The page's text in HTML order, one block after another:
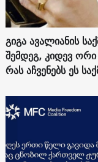
გიგა ავალიანის
შემდეგ, კიდევ
რას აჩვენებს ეს